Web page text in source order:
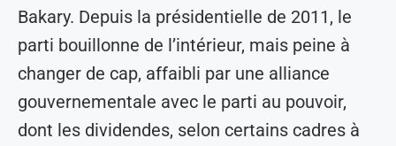
Bakary. Depuis la présidentielle de 2011, le
parti bouillonne de l’intérieur, mais peine à
changer de cap, affaibli par une alliance
gouvernementale avec le parti au pouvoir,
dont les dividendes, selon certains cadres à